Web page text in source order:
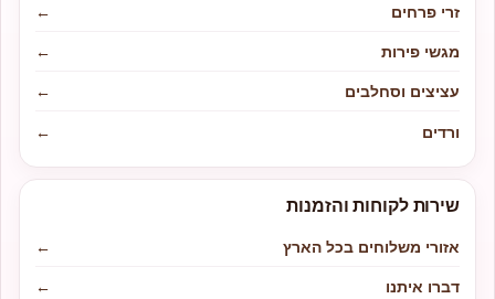
זרי פרחים
←
מגשי פירות
←
עציצים וסחלבים
←
ורדים
←
שירות לקוחות והזמנות
אזורי משלוחים בכל הארץ
←
דברו איתנו
←